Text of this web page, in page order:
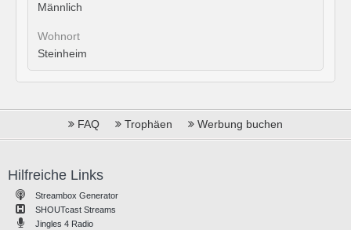
Männlich
Wohnort
Steinheim
FAQ Trophäen Werbung buchen
Hilfreiche Links
Streambox Generator
SHOUTcast Streams
Jingles 4 Radio